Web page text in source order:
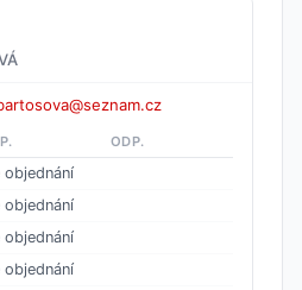
ODP.
objednání
objednání
objednání
objednání